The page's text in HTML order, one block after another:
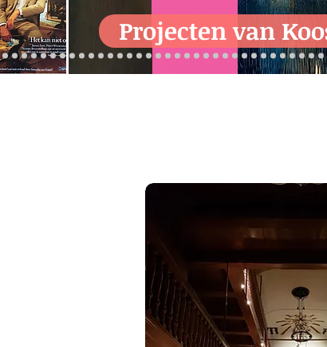
Projecten van